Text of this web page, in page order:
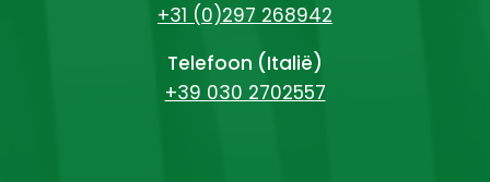
+31 (0)297 268942
Telefoon (Italië)
+39 030 2702557